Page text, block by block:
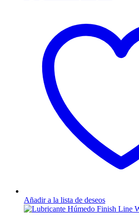
Añadir a la lista de deseos